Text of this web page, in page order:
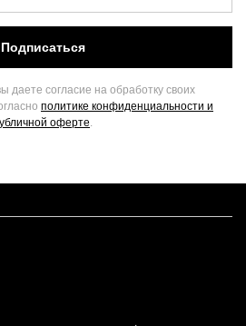
Подписаться
даете согласие на обработку своих
политике конфиденциальности и
оферте.